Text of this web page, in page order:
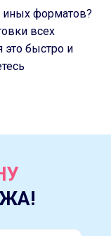
иных форматов?
всех
быстро и